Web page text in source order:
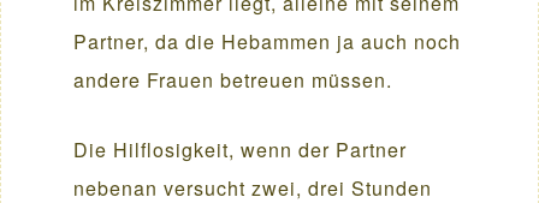
Partner, da die Hebammen ja auch noch
andere Frauen betreuen müssen.
Die Hilflosigkeit, wenn der Partner
nebenan versucht zwei, drei Stunden